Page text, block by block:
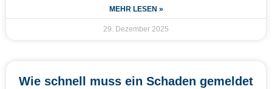
MEHR LESEN »
29. Dezember 2025
Wie schnell muss ein Schaden gemeldet